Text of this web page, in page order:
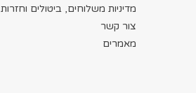
מדיניות משלוחים, ביטולים וחזרות
צור קשר
מאמרים